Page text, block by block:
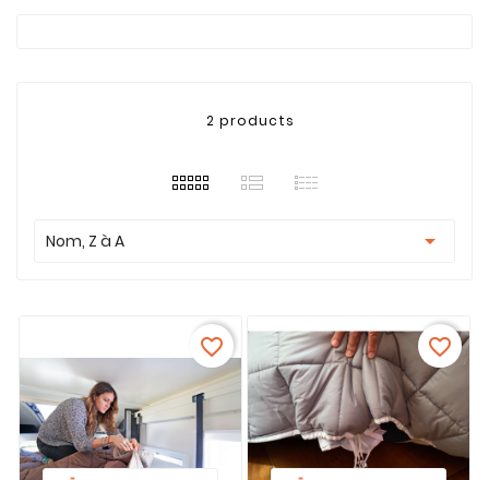
2 products
Nom, Z à A 
favorite_border favorite_border